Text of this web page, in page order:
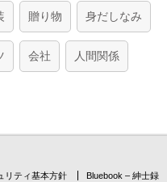
贈り物 身だしなみ
会社 人間関係
リティ基本方針 Bluebook – 紳士録